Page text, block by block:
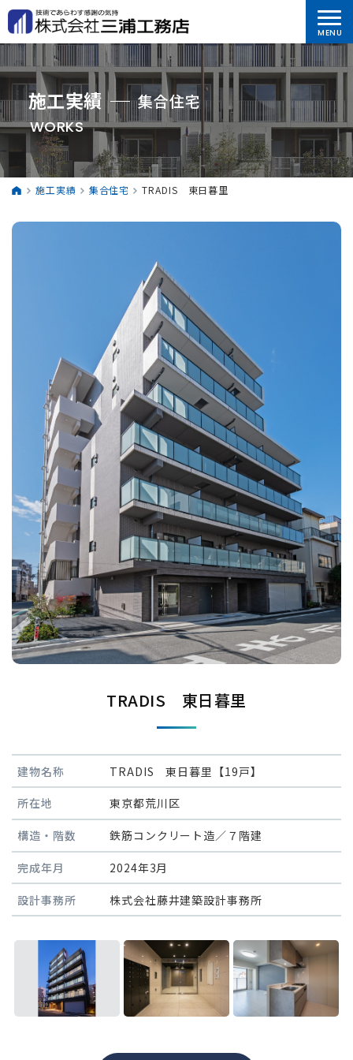
施工実績 集合住宅
WORKS
施工実績 集合住宅 TRADIS 東日暮里
TRADIS 東日暮里
建物名称 TRADIS 東日暮里【19戸】
所在地 東京都荒川区
構造・階数 鉄筋コンクリート造／７階建
完成年月 2024年3月
設計事務所 株式会社藤井建築設計事務所